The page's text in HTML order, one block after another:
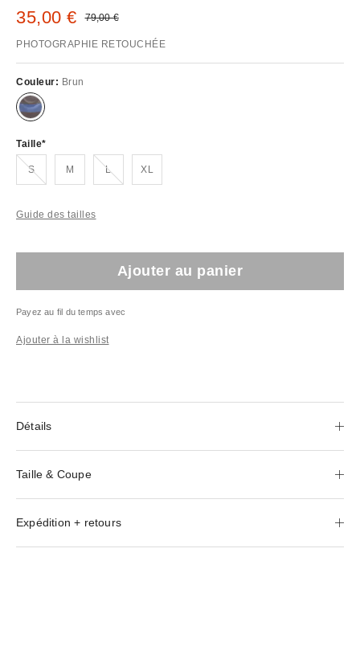
Prix remisé :
35,00 € Prix d'origine :
79,00 €
PHOTOGRAPHIE RETOUCHÉE
Couleur: Brun
Taille
S
En rupture de stock ! M L
En rupture de stock ! XL
Guide des tailles
Ajouter au panier
Payez au fil du temps avec
Ajouter à la wishlist
Détails
Taille & Coupe
Expédition + retours